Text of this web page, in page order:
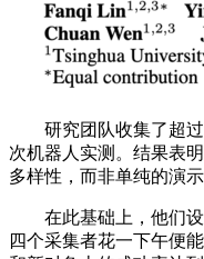
研究团队收集了超过
次机器人实测。结果表
多样性，而非单纯的演示
在此基础上，他们设
四个采集者花一下午便